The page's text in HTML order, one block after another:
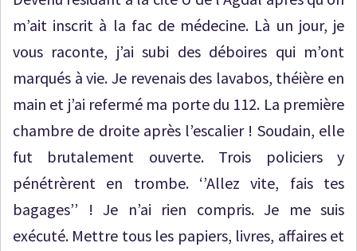
m’ait inscrit à la fac de médecine. Là un jour, je
vous raconte, j’ai subi des déboires qui m’ont
marqués à vie. Je revenais des lavabos, théière en
main et j’ai refermé ma porte du 112. La première
chambre de droite après l’escalier ! Soudain, elle
fut brutalement ouverte. Trois policiers y
pénétrèrent en trombe. ‘’Allez vite, fais tes
bagages’’ ! Je n’ai rien compris. Je me suis
exécuté. Mettre tous les papiers, livres, affaires et